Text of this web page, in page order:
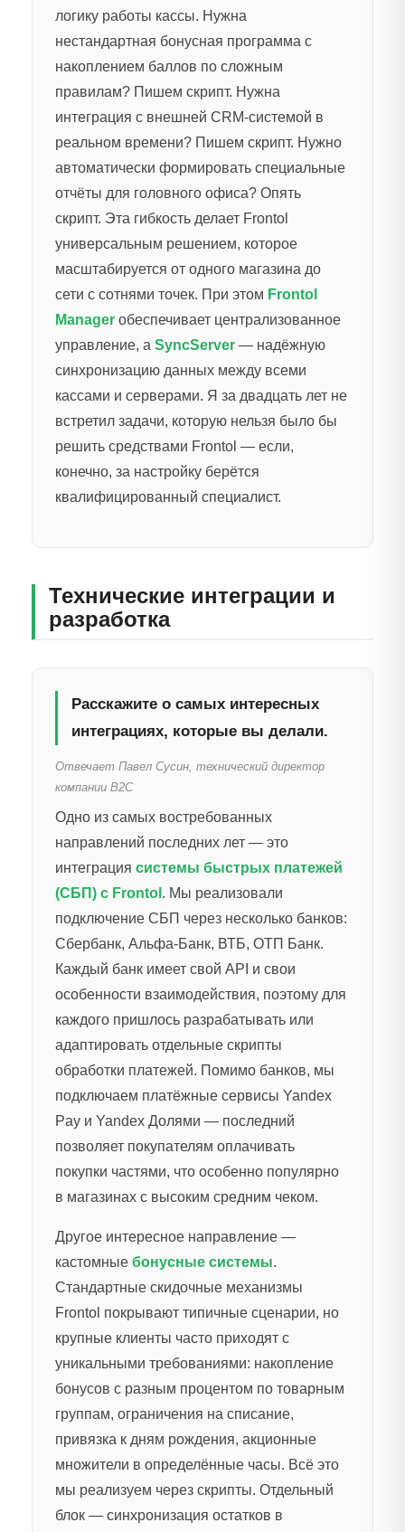
логику работы кассы. Нужна
нестандартная бонусная программа с
накоплением баллов по сложным
правилам? Пишем скрипт. Нужна
интеграция с внешней CRM-системой в
реальном времени? Пишем скрипт. Нужно
автоматически формировать специальные
отчёты для головного офиса? Опять
скрипт. Эта гибкость делает Frontol
универсальным решением, которое
масштабируется от одного магазина до
сети с сотнями точек. При этом Frontol
Manager обеспечивает централизованное
управление, а SyncServer — надёжную
синхронизацию данных между всеми
кассами и серверами. Я за двадцать лет не
встретил задачи, которую нельзя было бы
решить средствами Frontol — если,
конечно, за настройку берётся
квалифицированный специалист.
Технические интеграции и
разработка
Расскажите о самых интересных
интеграциях, которые вы делали.
Отвечает Павел Сусин, технический директор
компании B2C
Одно из самых востребованных
направлений последних лет — это
интеграция системы быстрых платежей
(СБП) с Frontol . Мы реализовали
подключение СБП через несколько банков:
Сбербанк, Альфа-Банк, ВТБ, ОТП Банк.
Каждый банк имеет свой API и свои
особенности взаимодействия, поэтому для
каждого пришлось разрабатывать или
адаптировать отдельные скрипты
обработки платежей. Помимо банков, мы
подключаем платёжные сервисы Yandex
Pay и Yandex Долями — последний
позволяет покупателям оплачивать
покупки частями, что особенно популярно
в магазинах с высоким средним чеком.
Другое интересное направление —
кастомные бонусные системы.
Стандартные скидочные механизмы
Frontol покрывают типичные сценарии, но
крупные клиенты часто приходят с
уникальными требованиями: накопление
бонусов с разным процентом по товарным
группам, ограничения на списание,
привязка к дням рождения, акционные
множители в определённые часы. Всё это
мы реализуем через скрипты. Отдельный
блок — синхронизация остатков в